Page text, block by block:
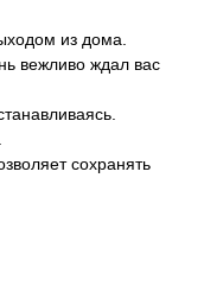
из дома.
вежливо ждал вас
сохранять